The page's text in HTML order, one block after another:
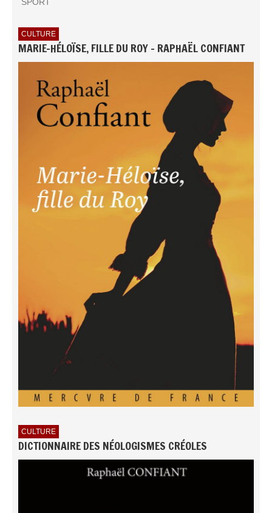
CULTURE
MARIE-HÉLOÏSE, FILLE DU ROY - RAPHAËL CONFIANT
CULTURE
DICTIONNAIRE DES NÉOLOGISMES CRÉOLES